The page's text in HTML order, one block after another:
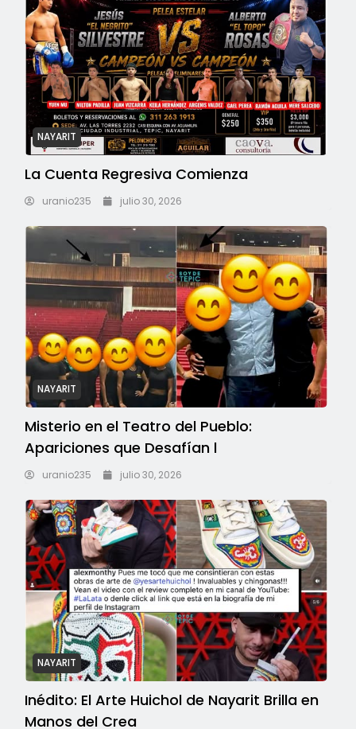
NAYARIT
La Cuenta Regresiva Comienza
uranio235 julio 30, 2026
NAYARIT
Misterio en el Teatro del Pueblo:
Apariciones que Desafían l
uranio235 julio 30, 2026
NAYARIT
Inédito: El Arte Huichol de Nayarit Brilla en
Manos del Crea